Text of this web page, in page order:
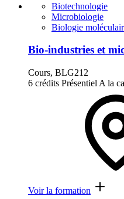
Biotechnologie
Microbiologie
Biologie
Bio-industries et
Cours, BLG212
6 crédits Présentiel A la
Voir la formation